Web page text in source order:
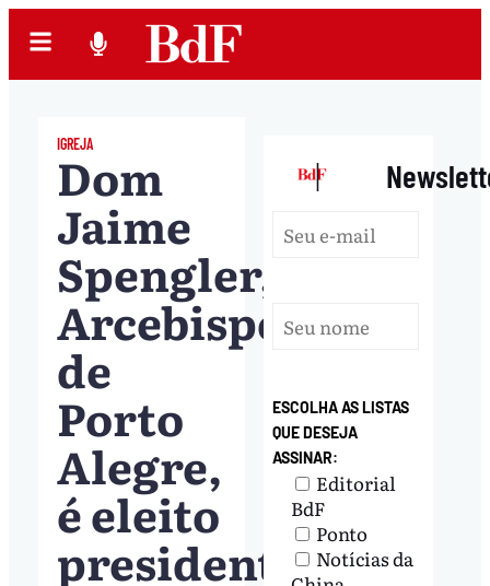
IGREJA
Dom
Jaime
Spengler,
Arcebispo
de
Porto
Alegre,
é eleito
presidente
|
ESCOLHA AS LISTAS
QUE DESEJA
ASSINAR:
Editorial
BdF
Ponto
Notícias da